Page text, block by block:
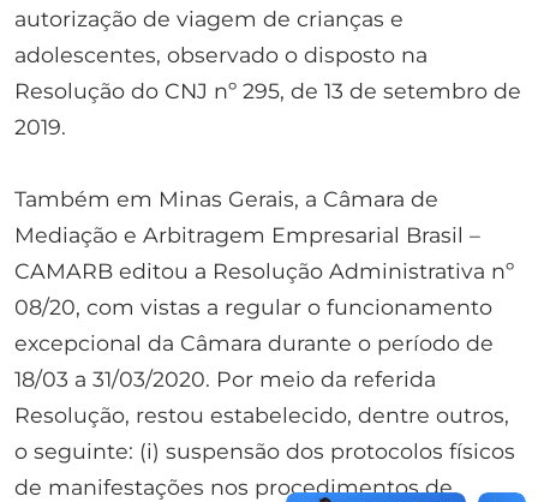
autorização de viagem de crianças e
adolescentes, observado o disposto na
Resolução do CNJ nº 295, de 13 de setembro de
2019.
Também em Minas Gerais, a Câmara de
Mediação e Arbitragem Empresarial Brasil –
CAMARB editou a Resolução Administrativa nº
08/20, com vistas a regular o funcionamento
excepcional da Câmara durante o período de
18/03 a 31/03/2020. Por meio da referida
Resolução, restou estabelecido, dentre outros,
o seguinte: (i) suspensão dos protocolos físicos
de manifestações nos procedimentos de